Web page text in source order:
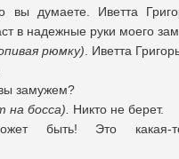
вы думаете. Иветта
в надежные руки моего
рюмку) . Иветта
замужем?
босса).
Никто не берет.
быть! Это какая-